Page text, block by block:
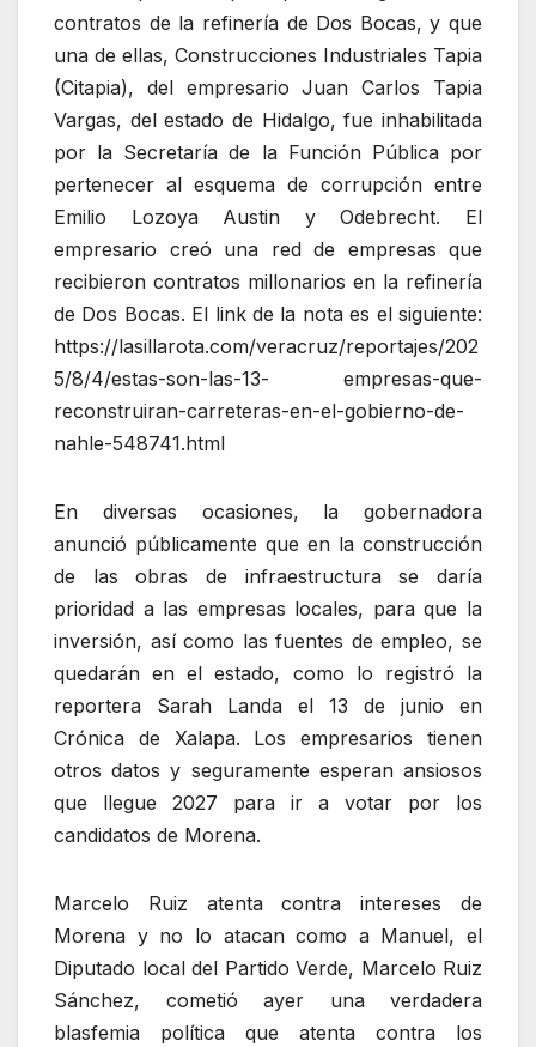
contratos de la refinería de Dos Bocas, y que
una de ellas, Construcciones Industriales Tapia
(Citapia), del empresario Juan Carlos Tapia
Vargas, del estado de Hidalgo, fue inhabilitada
por la Secretaría de la Función Pública por
pertenecer al esquema de corrupción entre
Emilio Lozoya Austin y Odebrecht. El
empresario creó una red de empresas que
recibieron contratos millonarios en la refinería
de Dos Bocas. El link de la nota es el siguiente:
https://lasillarota.com/veracruz/reportajes/202
5/8/4/estas-son-las-13- empresas-que-
reconstruiran-carreteras-en-el-gobierno-de-
nahle-548741.html
En diversas ocasiones, la gobernadora
anunció públicamente que en la construcción
de las obras de infraestructura se daría
prioridad a las empresas locales, para que la
inversión, así como las fuentes de empleo, se
quedarán en el estado, como lo registró la
reportera Sarah Landa el 13 de junio en
Crónica de Xalapa. Los empresarios tienen
otros datos y seguramente esperan ansiosos
que llegue 2027 para ir a votar por los
candidatos de Morena.
Marcelo Ruiz atenta contra intereses de
Morena y no lo atacan como a Manuel, el
Diputado local del Partido Verde, Marcelo Ruiz
Sánchez, cometió ayer una verdadera
blasfemia política que atenta contra los